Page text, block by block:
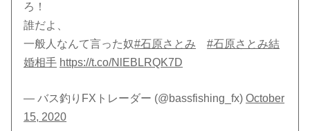
ろ！
誰だよ、
一般人なんて言った奴#石原さとみ
#石原さとみ結
婚相手 https://t.co/NlEBLRQK7D
— バス釣りFXトレーダー (@bassfishing_fx)October
15, 2020